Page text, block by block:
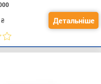
₴ Детальніше